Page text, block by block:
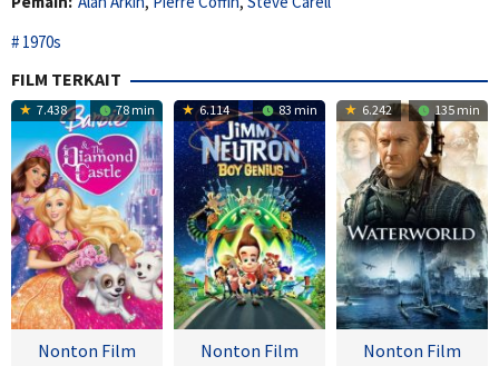
1970s
FILM TERKAIT
7.438 78 min
Nonton Film
6.114 83 min
Nonton Film
6.242 135 min
Nonton Film